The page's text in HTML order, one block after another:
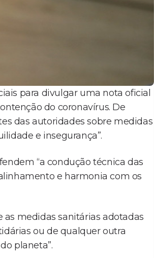
para divulgar uma nota oficial
do coronavírus. De
das autoridades sobre medidas
e insegurança”.
“a condução técnica das
e harmonia com os
medidas sanitárias adotadas
ou de qualquer outra
planeta”.